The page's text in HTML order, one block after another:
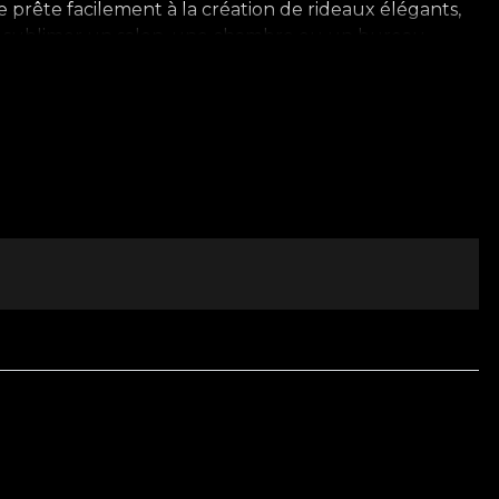
prête facilement à la création de rideaux élégants,
un salon, une chambre ou un bureau,
attention minutieuse portée aux détails, un
expressions artistiques dédiées au design
authentique.